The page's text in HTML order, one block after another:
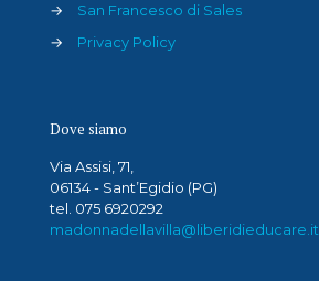
→
San Francesco di Sales
→
Privacy Policy
Dove siamo
Via Assisi, 71,
06134 - Sant’Egidio (PG)
tel. 075 6920292
madonnadellavilla@liberidieducare.it